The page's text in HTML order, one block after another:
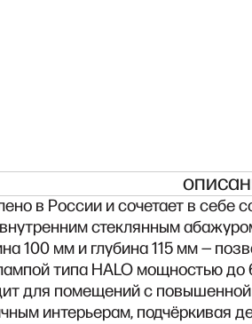
в России и сочетает в
стеклянным
100 мм и глубина 115 мм —
типа HALO мощностью до
для помещений с
интерьерам, подчёркивая